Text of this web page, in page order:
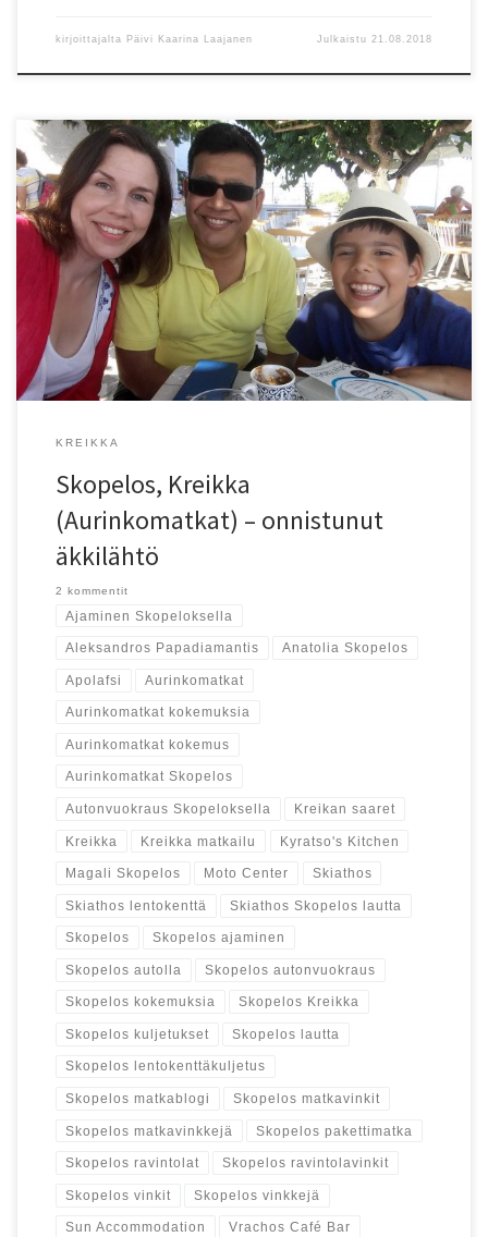
kirjoittajalta Päivi Kaarina Laajanen Julkaistu 21.08.2018
Suuntana Skopelos? Tässä käytännön tietoa matkoista sekä
testattuja vinkkejä: kuljetukset, hotelli, autonvuokraus ja ravintolat.
KREIKKA
Skopelos, Kreikka
(Aurinkomatkat) – onnistunut
äkkilähtö
2 kommentit
Ajaminen Skopeloksella
Aleksandros Papadiamantis Anatolia Skopelos
Apolafsi Aurinkomatkat
Aurinkomatkat kokemuksia
Aurinkomatkat kokemus
Aurinkomatkat Skopelos
Autonvuokraus Skopeloksella Kreikan saaret
Kreikka Kreikka matkailu Kyratso's Kitchen
Magali Skopelos Moto Center Skiathos
Skiathos lentokenttä Skiathos Skopelos lautta
Skopelos Skopelos ajaminen
Skopelos autolla Skopelos autonvuokraus
Skopelos kokemuksia Skopelos Kreikka
Skopelos kuljetukset Skopelos lautta
Skopelos lentokenttäkuljetus
Skopelos matkablogi Skopelos matkavinkit
Skopelos matkavinkkejä Skopelos pakettimatka
Skopelos ravintolat Skopelos ravintolavinkit
Skopelos vinkit Skopelos vinkkejä
Sun Accommodation Vrachos Café Bar